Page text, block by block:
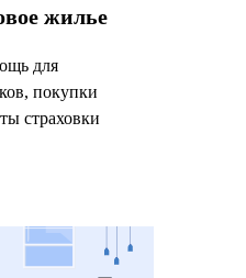
жилье
для
покупки
страховки